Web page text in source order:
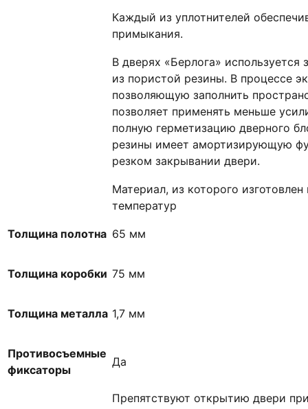
Каждый из уплотнителей
примыкания.
В дверях «Берлога»
из пористой резины. В процессе
позволяющую заполнить
позволяет применять меньше
полную герметизацию дверного
резины имеет амортизирующую
резком закрывании двери.
Материал, из которого
температур
Толщина полотна 65 мм
Толщина коробки 75 мм
Толщина металла 1,7 мм
Противосъемные
фиксаторы
Да
Препятствуют открытию двери